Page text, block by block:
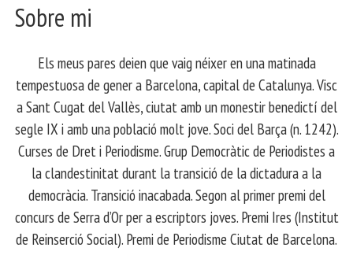
Sobre mi
Els meus pares deien que vaig néixer en una matinada
tempestuosa de gener a Barcelona, capital de Catalunya. Visc
a Sant Cugat del Vallès, ciutat amb un monestir benedictí del
segle IX i amb una població molt jove. Soci del Barça (n. 1242).
Curses de Dret i Periodisme. Grup Democràtic de Periodistes a
la clandestinitat durant la transició de la dictadura a la
democràcia. Transició inacabada. Segon al primer premi del
concurs de Serra d’Or per a escriptors joves. Premi Ires (Institut
de Reinserció Social). Premi de Periodisme Ciutat de Barcelona.